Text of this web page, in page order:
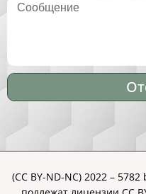
(CC BY-ND-NC) 2022 – 5782